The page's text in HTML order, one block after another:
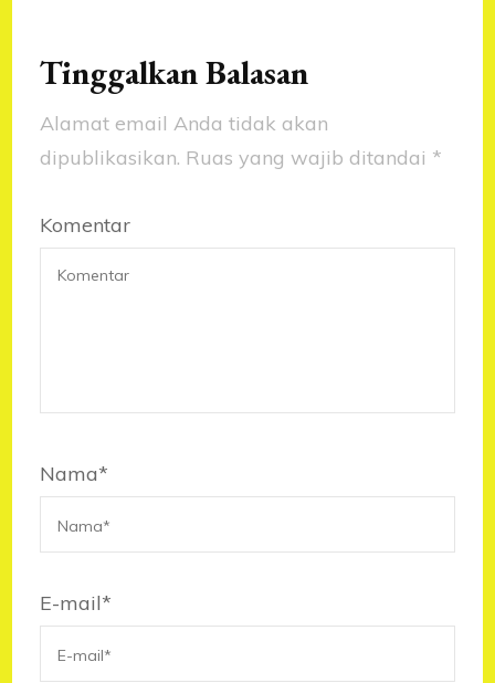
Tinggalkan Balasan
Alamat email Anda tidak akan
dipublikasikan. Ruas yang wajib ditandai *
Komentar
Nama*
E-mail*